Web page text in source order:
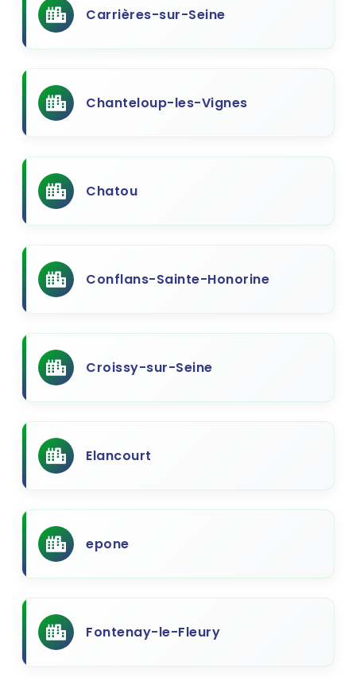
Carrières-sur-Seine
Chanteloup-les-Vignes
Chatou
Conflans-Sainte-Honorine
Croissy-sur-Seine
Elancourt
epone
Fontenay-le-Fleury